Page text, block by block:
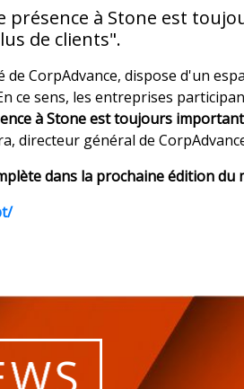
présence à Stone est
de clients".
de CorpAdvance, dispose d'un
ce sens, les entreprises
à Stone est toujours
directeur général de
dans la prochaine édition du